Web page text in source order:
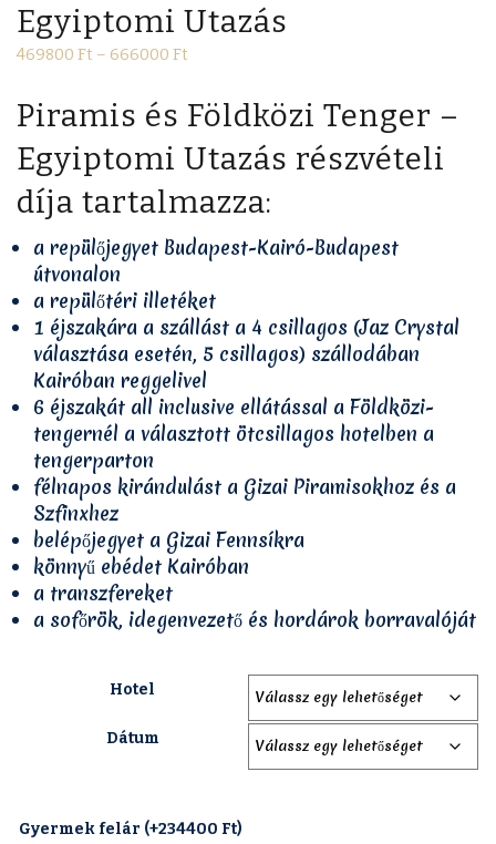
Egyiptomi Utazás
469800 Ft – 666000 Ft
Piramis és Földközi Tenger –
Egyiptomi Utazás részvételi
díja tartalmazza:
a repülőjegyet Budapest-Kairó-Budapest
útvonalon
a repülőtéri illetéket
1 éjszakára a szállást a 4 csillagos (Jaz Crystal
választása esetén, 5 csillagos) szállodában
Kairóban reggelivel
6 éjszakát all inclusive ellátással a Földközi-
tengernél a választott ötcsillagos hotelben a
tengerparton
félnapos kirándulást a Gizai Piramisokhoz és a
Szfinxhez
belépőjegyet a Gizai Fennsíkra
könnyű ebédet Kairóban
a transzfereket
a sofőrök, idegenvezető és hordárok borravalóját
Hotel
Dátum
Gyermek felár (+234400 Ft)